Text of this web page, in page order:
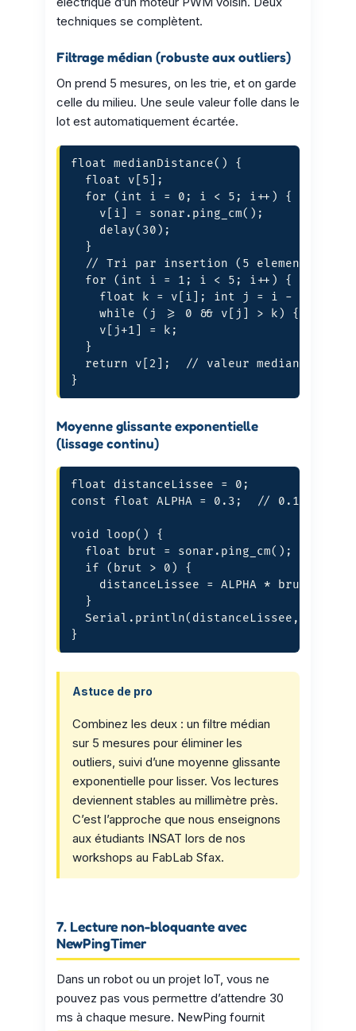
techniques se complètent.
Filtrage médian (robuste aux outliers)
On prend 5 mesures, on les trie, et on garde
celle du milieu. Une seule valeur folle dans le
lot est automatiquement écartée.
float medianDistance() {
  float v[5];
  for (int i = 0; i < 5; i++) {
    v[i] = sonar.ping_cm();
    delay(30);
  }
// Tri par insertion (5 elements,
  for (int i = 1; i < 5; i++) {
    float k = v[i]; int j = i - 1;
while (j >= 0 && v[j] > k) { v[j+1]
    v[j+1] = k;
  }
  return v[2];  // valeur mediane
}
Moyenne glissante exponentielle
(lissage continu)
float distanceLissee = 0;
const float ALPHA = 0.3;  // 0.1 =
void loop() {
  float brut = sonar.ping_cm();
  if (brut > 0) {
distanceLissee = ALPHA * brut + (1
  }
  Serial.println(distanceLissee, 1);
}
Astuce de pro
Combinez les deux : un filtre médian
sur 5 mesures pour éliminer les
outliers, suivi d’une moyenne glissante
exponentielle pour lisser. Vos lectures
deviennent stables au millimètre près.
C’est l’approche que nous enseignons
aux étudiants INSAT lors de nos
workshops au FabLab Sfax.
7. Lecture non-bloquante avec
NewPingTimer
Dans un robot ou un projet IoT, vous ne
pouvez pas vous permettre d’attendre 30
ms à chaque mesure. NewPing fournit